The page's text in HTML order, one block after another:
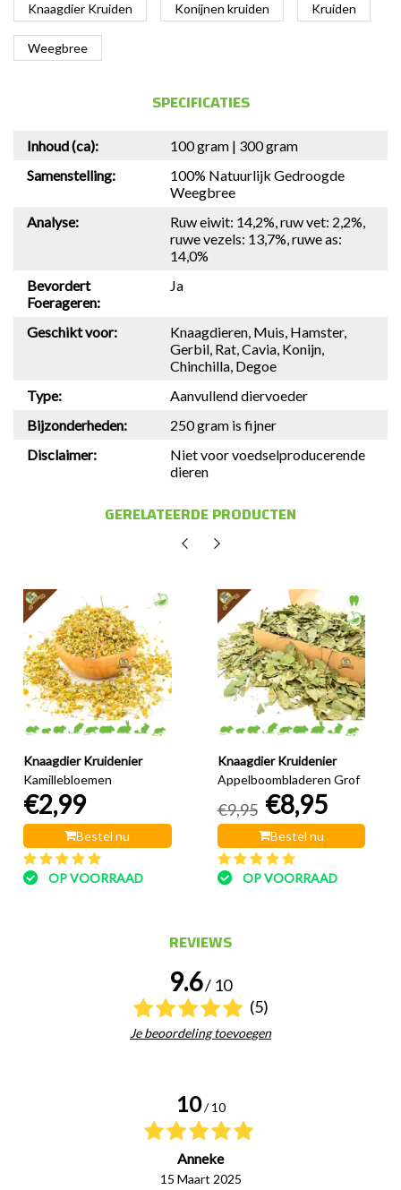
Knaagdier Kruiden Konijnen kruiden Kruiden
Weegbree
SPECIFICATIES
Inhoud (ca):
100 gram | 300 gram
Samenstelling:
100% Natuurlijk Gedroogde
Weegbree
Analyse:
Ruw eiwit: 14,2%, ruw vet: 2,2%,
ruwe vezels: 13,7%, ruwe as:
14,0%
Bevordert
Foerageren:
Ja
Geschikt voor:
Knaagdieren, Muis, Hamster,
Gerbil, Rat, Cavia, Konijn,
Chinchilla, Degoe
Type:
Aanvullend diervoeder
Bijzonderheden:
250 gram is fijner
Disclaimer:
Niet voor voedselproducerende
dieren
GERELATEERDE PRODUCTEN
Knaagdier Kruidenier
Kamillebloemen
€2,99
Bestel nu
OP VOORRAAD
Knaagdier Kruidenier
Appelboombladeren Grof
€9,95 €8,95
Bestel nu
OP VOORRAAD
REVIEWS
9.6/ 10
(5)
Je beoordeling toevoegen
10 / 10
Anneke
15 Maart 2025